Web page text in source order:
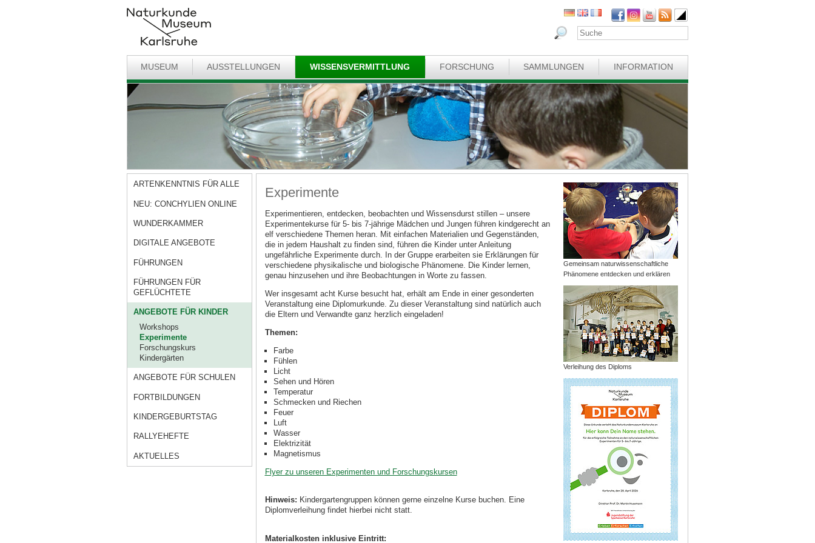
MUSEUM AUSSTELLUNGEN WISSENSVERMITTLUNG FORSCHUNG SAMMLUNGEN INFORMATION
ARTENKENNTNIS FÜR ALLE
NEU: CONCHYLIEN ONLINE
WUNDERKAMMER
DIGITALE ANGEBOTE
FÜHRUNGEN
FÜHRUNGEN FÜR
GEFLÜCHTETE
ANGEBOTE FÜR KINDER
Workshops
Experimente
Forschungskurs
Kindergärten
ANGEBOTE FÜR SCHULEN
FORTBILDUNGEN
KINDERGEBURTSTAG
RALLYEHEFTE
AKTUELLES
Experimente
Experimentieren, entdecken, beobachten und Wissensdurst stillen – unsere
Experimentekurse für 5- bis 7-jährige Mädchen und Jungen führen kindgerecht an
elf verschiedene Themen heran. Mit einfachen Materialien und Gegenständen,
die in jedem Haushalt zu finden sind, führen die Kinder unter Anleitung
ungefährliche Experimente durch. In der Gruppe erarbeiten sie Erklärungen für
verschiedene physikalische und biologische Phänomene. Die Kinder lernen,
genau hinzusehen und ihre Beobachtungen in Worte zu fassen.
Wer insgesamt acht Kurse besucht hat, erhält am Ende in einer gesonderten
Veranstaltung eine Diplomurkunde. Zu dieser Veranstaltung sind natürlich auch
die Eltern und Verwandte ganz herzlich eingeladen!
Themen:
Farbe
Fühlen
Licht
Sehen und Hören
Temperatur
Schmecken und Riechen
Feuer
Luft
Wasser
Elektrizität
Magnetismus
Flyer zu unseren Experimenten und Forschungskursen
Hinweis: Kindergartengruppen können gerne einzelne Kurse buchen. Eine
Diplomverleihung findet hierbei nicht statt.
Materialkosten inklusive Eintritt:
Gemeinsam naturwissenschaftliche
Phänomene entdecken und erklären
Verleihung des Diploms